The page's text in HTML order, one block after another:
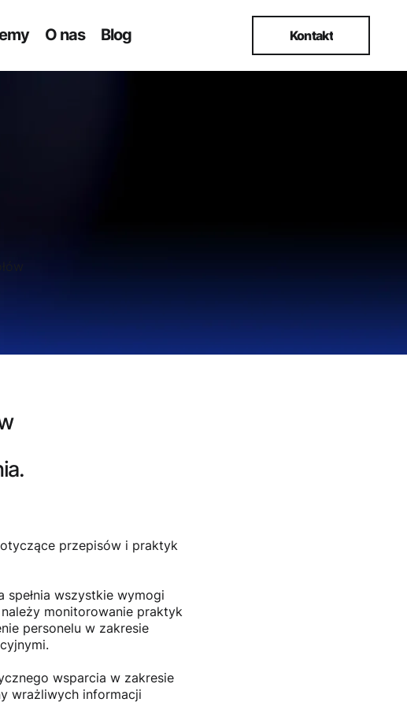
O nas Blog Kontakt
przepisów i praktyk
spełnia wszystkie wymogi
monitorowanie praktyk
personelu w zakresie
wsparcia w zakresie
wrażliwych informacji